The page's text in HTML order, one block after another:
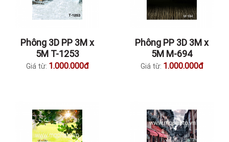
Phông 3D PP 3M x
5M T-1253
Giá từ: 1.000.000đ
Phông PP 3D 3M x
5M M-694
Giá từ: 1.000.000đ